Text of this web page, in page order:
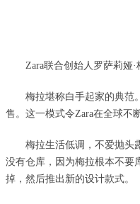
Zara联合创始人罗萨莉娅
梅拉堪称白手起家的典范
售。这一模式令Zara在全球不
梅拉生活低调，不爱抛头
没有仓库，因为梅拉根本不要
掉，然后推出新的设计款式。